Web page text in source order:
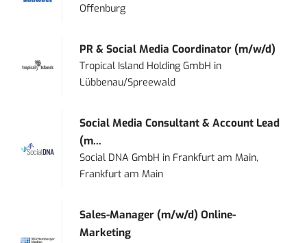
Offenburg
PR & Social Media Coordinator (m/w/d)
Tropical Island Holding GmbH in
Lübbenau/Spreewald
Social Media Consultant & Account Lead
(m...
Social DNA GmbH in Frankfurt am Main,
Frankfurt am Main
Sales-Manager (m/w/d) Online-
Marketing